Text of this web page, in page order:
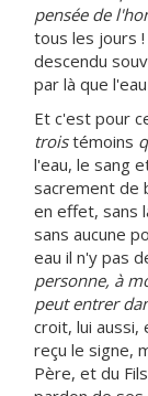
pensée de
tous les jours
descendu
par là que
Et c'est pour
troistémoins
l'eau, le sang
sacrement de
en effet, sans
sans aucune
eau il n'y pas
personne, à
peut entrer
croit, lui aussi,
reçu le signe,
Père, et du